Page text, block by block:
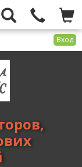
Вход